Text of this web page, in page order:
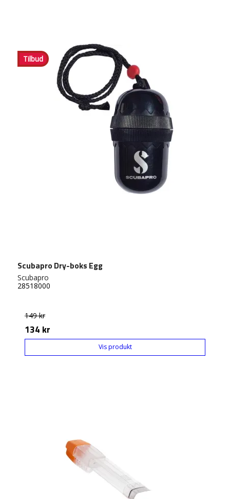
Tilbud
Scubapro Dry-boks Egg
Scubapro
28518000
149 kr
134 kr
Vis produkt